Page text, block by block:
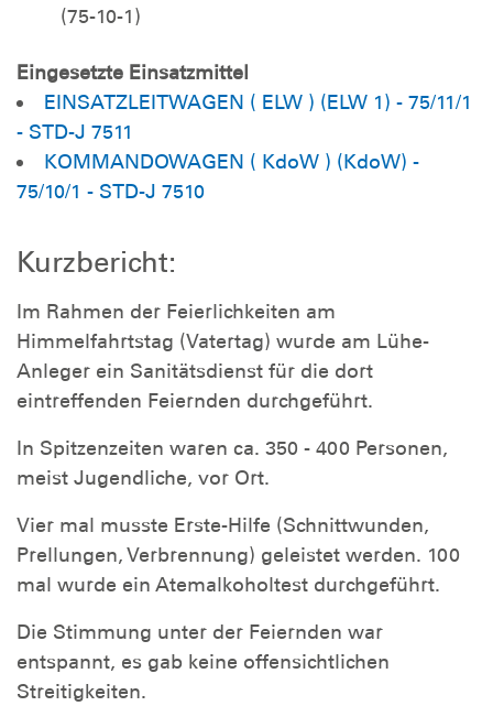
(75-10-1)
Eingesetzte Einsatzmittel
EINSATZLEITWAGEN ( ELW ) (ELW 1) - 75/11/1
- STD-J 7511
KOMMANDOWAGEN ( KdoW ) (KdoW) -
75/10/1 - STD-J 7510
Kurzbericht:
Im Rahmen der Feierlichkeiten am
Himmelfahrtstag (Vatertag) wurde am Lühe-
Anleger ein Sanitätsdienst für die dort
eintreffenden Feiernden durchgeführt.
In Spitzenzeiten waren ca. 350 - 400 Personen,
meist Jugendliche, vor Ort.
Vier mal musste Erste-Hilfe (Schnittwunden,
Prellungen, Verbrennung) geleistet werden. 100
mal wurde ein Atemalkoholtest durchgeführt.
Die Stimmung unter der Feiernden war
entspannt, es gab keine offensichtlichen
Streitigkeiten.